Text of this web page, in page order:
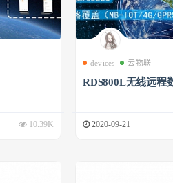
10.39K
devices 云物联
RDS800L无线远程
2020-09-21